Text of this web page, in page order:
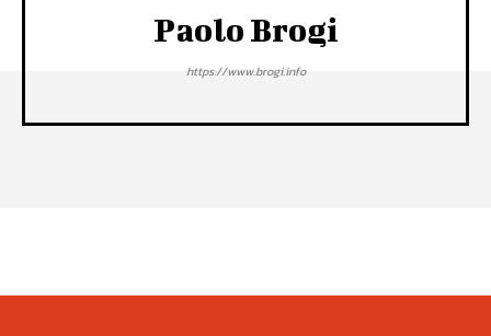
Paolo Brogi
https://www.brogi.info